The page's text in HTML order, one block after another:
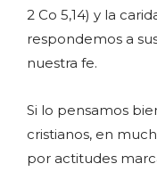
2 Co 5,14) y la
respondemos a
nuestra fe.
Si lo pensamos
cristianos, en
por actitudes